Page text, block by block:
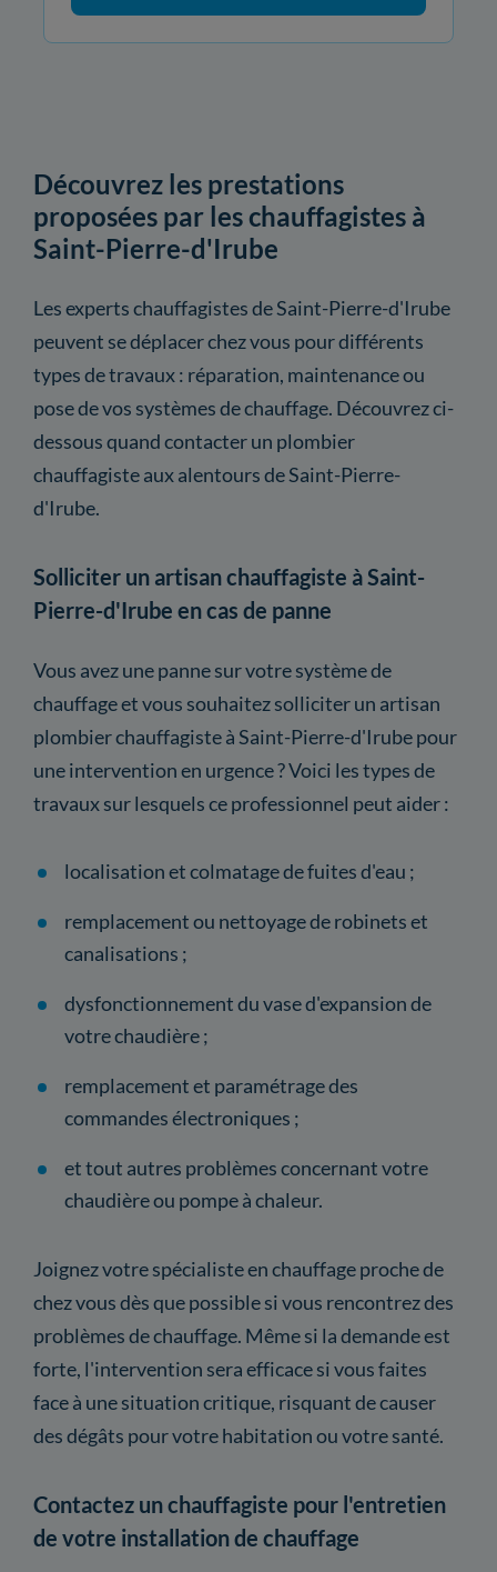
Découvrez les prestations
proposées par les chauffagistes à
Saint-Pierre-d'Irube
Les experts chauffagistes de Saint-Pierre-d'Irube
peuvent se déplacer chez vous pour différents
types de travaux : réparation, maintenance ou
pose de vos systèmes de chauffage. Découvrez ci-
dessous quand contacter un plombier
chauffagiste aux alentours de Saint-Pierre-
d'Irube.
Solliciter un artisan chauffagiste à Saint-
Pierre-d'Irube en cas de panne
Vous avez une panne sur votre système de
chauffage et vous souhaitez solliciter un artisan
plombier chauffagiste à Saint-Pierre-d'Irube pour
une intervention en urgence ? Voici les types de
travaux sur lesquels ce professionnel peut aider :
localisation et colmatage de fuites d'eau ;
remplacement ou nettoyage de robinets et
canalisations ;
dysfonctionnement du vase d'expansion de
votre chaudière ;
remplacement et paramétrage des
commandes électroniques ;
et tout autres problèmes concernant votre
chaudière ou pompe à chaleur.
Joignez votre spécialiste en chauffage proche de
chez vous dès que possible si vous rencontrez des
problèmes de chauffage. Même si la demande est
forte, l'intervention sera efficace si vous faites
face à une situation critique, risquant de causer
des dégâts pour votre habitation ou votre santé.
Contactez un chauffagiste pour l'entretien
de votre installation de chauffage